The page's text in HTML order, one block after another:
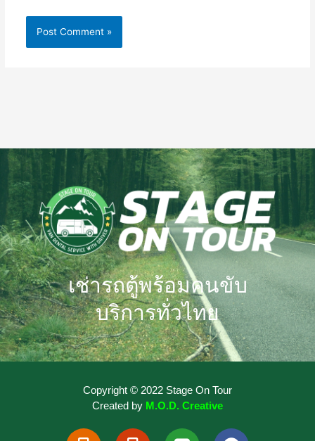
เช่ารถตู้พร้อมคนขับ
บริการทั่วไทย
Copyright © 2022 Stage On Tour
Created by M.O.D. Creative
M M L F